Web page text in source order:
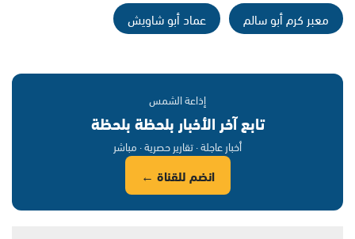
معبر كرم أبو سالم عماد أبو شاويش
إذاعة الشمس
تابع آخر الأخبار بلحظة بلحظة
أخبار عاجلة · تقارير حصرية · مباشر
انضم للقناة ←